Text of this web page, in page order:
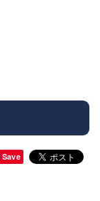
Save